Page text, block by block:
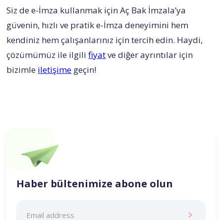
Siz de e-İmza kullanmak için Aç Bak İmzala’ya
güvenin, hızlı ve pratik e-İmza deneyimini hem
kendiniz hem çalışanlarınız için tercih edin. Haydi,
çözümümüz ile ilgilifiyatve diğer ayrıntılar için
bizimle iletişime geçin!
Haber bültenimize abone olun